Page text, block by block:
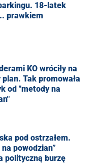
18-latek
prawkiem
KO wróciły na
Tak promowała
od "metody na
pod ostrzałem.
powodzian”
polityczną burzę